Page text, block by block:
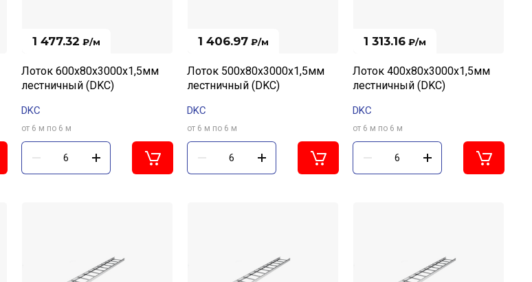
1 477.32 ₽/м
Лоток 600х80х3000х1,5мм
лестничный (DKC)
DKC
от 6 м по 6 м
1 406.97 ₽/м
Лоток 500х80х3000х1,5мм
лестничный (DKC)
DKC
от 6 м по 6 м
1 313.16 ₽/м
Лоток 400х80х3000х1,5мм
лестничный (DKC)
DKC
от 6 м по 6 м